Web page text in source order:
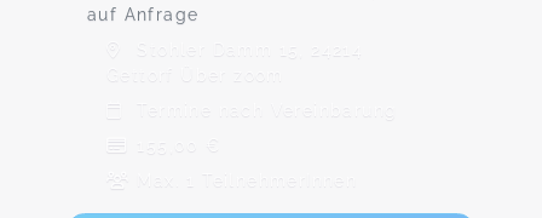
auf Anfrage
Stohler Damm 15, 24214
Gettorf Über zoom
Termine nach Vereinbarung
155,00 €
Max. 1 TeilnehmerInnen